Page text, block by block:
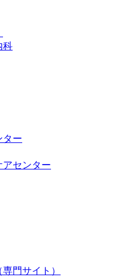
科
ター
センター
門サイト）